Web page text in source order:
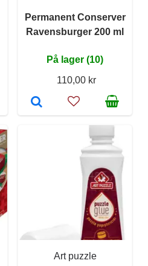
Permanent Conserver
Ravensburger 200 ml
På lager (10)
110,00 kr
Art puzzle